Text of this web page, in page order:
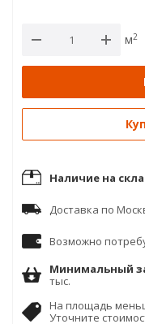
м2
Наличие на
Доставка по
Возможно
Минимальный
тыс.
На площадь
Уточните